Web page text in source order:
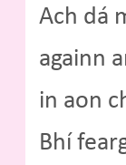
Ach dá
againn
in aon
Bhí